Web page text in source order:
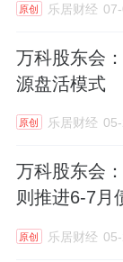
原创 乐居财经
万科股东会
源盘活模式
原创 乐居财经
万科股东会
则推进6-7月
原创 乐居财经